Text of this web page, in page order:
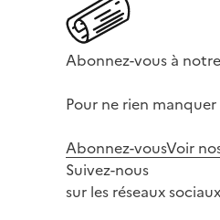
Abonnez-vous à
Pour ne rien
Abonnez-vousVoir
Suivez-nous
sur les réseaux sociaux